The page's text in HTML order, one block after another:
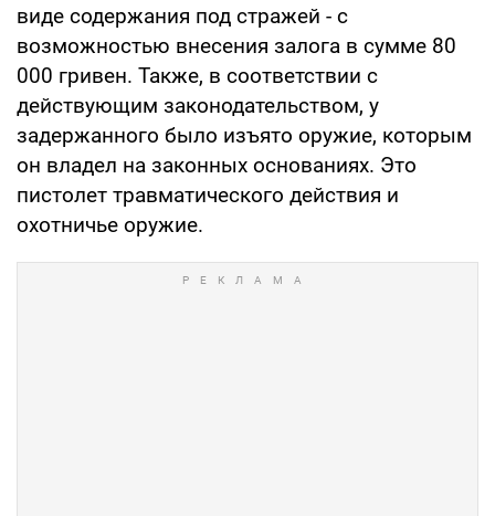
виде содержания под стражей - с
возможностью внесения залога в сумме 80
000 гривен. Также, в соответствии с
действующим законодательством, у
задержанного было изъято оружие, которым
он владел на законных основаниях. Это
пистолет травматического действия и
охотничье оружие.